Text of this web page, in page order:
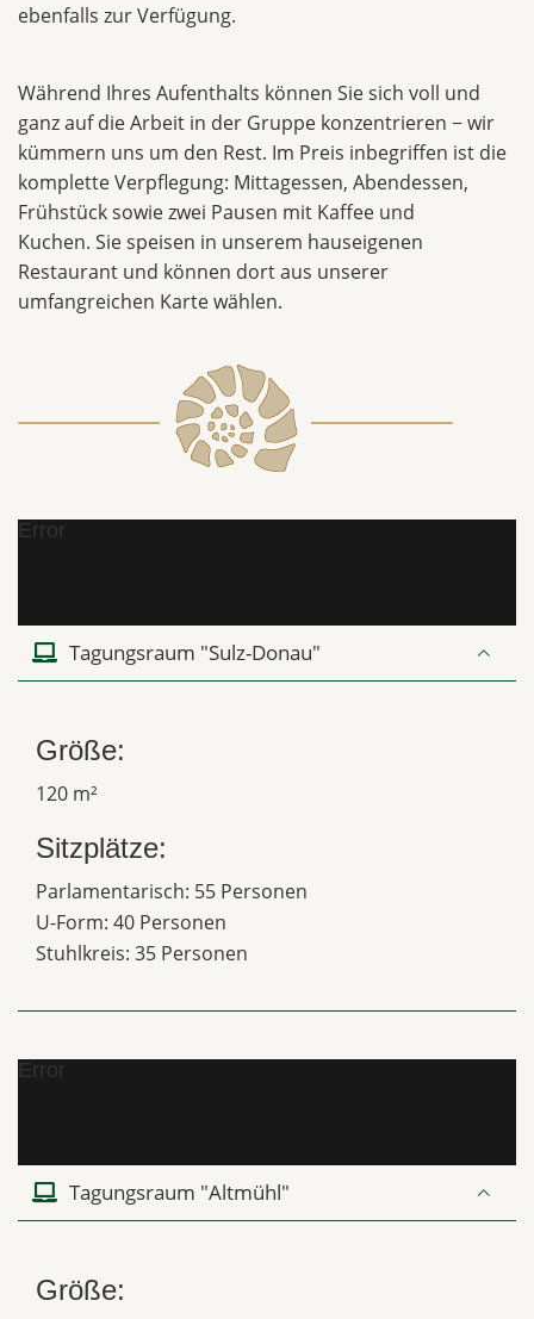
ebenfalls zur Verfügung.
Während Ihres Aufenthalts können Sie sich voll und
ganz auf die Arbeit in der Gruppe konzentrieren − wir
kümmern uns um den Rest. Im Preis inbegriffen ist die
komplette Verpflegung: Mittagessen, Abendessen,
Frühstück sowie zwei Pausen mit Kaffee und
Kuchen. Sie speisen in unserem hauseigenen
Restaurant und können dort aus unserer
umfangreichen Karte wählen.
Error
Tagungsraum "Sulz-Donau"
Größe:
120 m²
Sitzplätze:
Parlamentarisch: 55 Personen
U-Form: 40 Personen
Stuhlkreis: 35 Personen
Error
Tagungsraum "Altmühl"
Größe: